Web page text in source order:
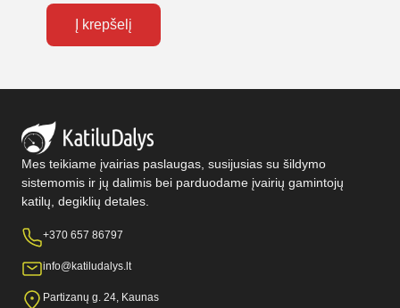
Į krepšelį
Mes teikiame įvairias paslaugas, susijusias su šildymo
sistemomis ir jų dalimis bei parduodame įvairių gamintojų
katilų, degiklių detales.
+370 657 86797
info@katiludalys.lt
Partizanų g. 24, Kaunas